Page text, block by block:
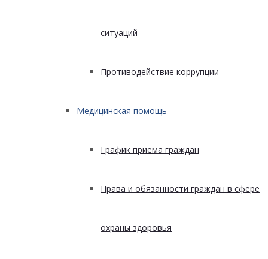
ситуаций
Противодействие коррупции
Медицинская помощь
График приема граждан
Права и обязанности граждан в сфере
охраны здоровья